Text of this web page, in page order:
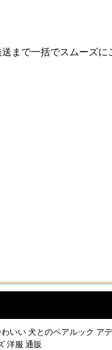
まで一括でスムーズ
わいい 犬とのペアルック
洋服 通販